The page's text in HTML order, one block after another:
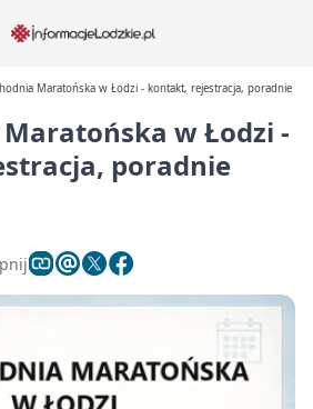
Maratońska w Łodzi - kontakt, rejestracja, poradnie
w Łodzi -
poradnie